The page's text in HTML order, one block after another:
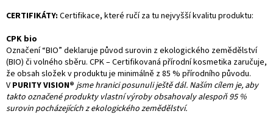
CERTIFIKÁTY: Certifikace, které ručí za tu nejvyšší kvalitu produktu:
CPK bio
Označení “BIO” deklaruje původ surovin z ekologického zemědělství
(BIO) či volného sběru. CPK – Certifikovaná přírodní kosmetika zaručuje,
že obsah složek v produktu je minimálně z 85 % přírodního původu.
V PURITY VISION® jsme hranici posunuli ještě dál. Naším cílem je, aby
takto označené produkty vlastní výroby obsahovaly alespoň 95 %
surovin pocházejících z ekologického zemědělství.